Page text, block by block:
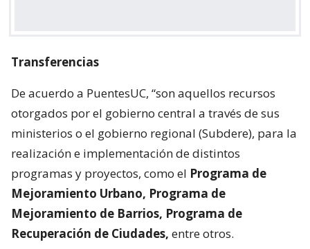
Transferencias
De acuerdo a PuentesUC, “son aquellos recursos
otorgados por el gobierno central a través de sus
ministerios o el gobierno regional (Subdere), para la
realización e implementación de distintos
programas y proyectos, como el Programa de
Mejoramiento Urbano, Programa de
Mejoramiento de Barrios, Programa de
Recuperación de Ciudades, entre otros.